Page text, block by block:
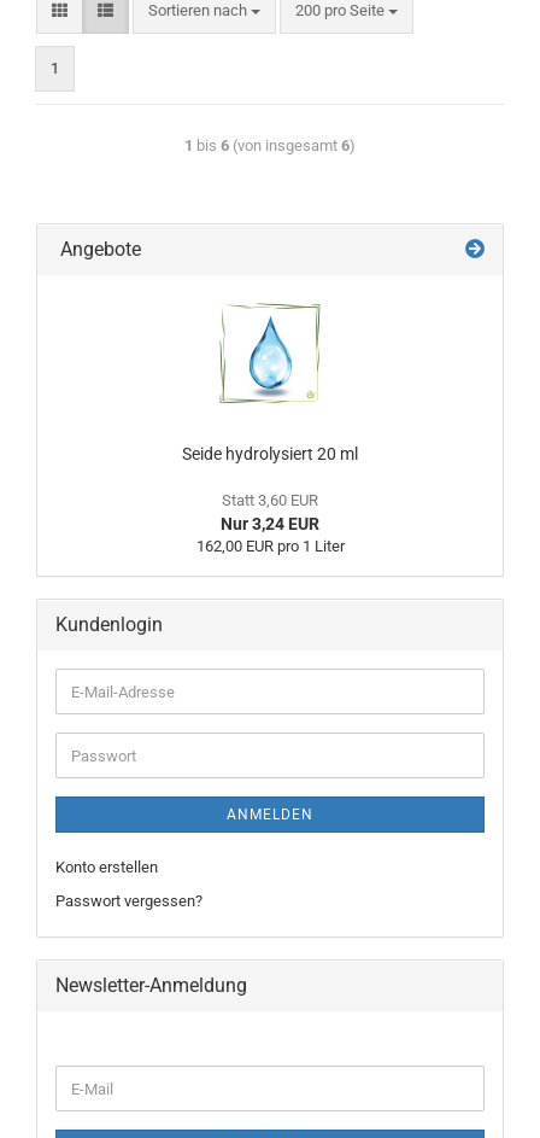
Sortieren nach 200 pro Seite
1
1 bis 6 (von insgesamt 6)
Angebote
Seide hydrolysiert 20 ml
Statt 3,60 EUR
Nur 3,24 EUR
162,00 EUR pro 1 Liter
Kundenlogin
ANMELDEN
Konto erstellen
Passwort vergessen?
Newsletter-Anmeldung